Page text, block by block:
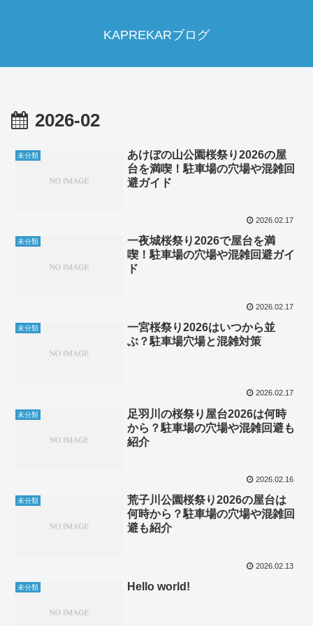
KAPREKARブログ
2026-02
未分類
あけぼの山公園桜祭り2026の屋
台を満喫！駐車場の穴場や混雑回
避ガイド
2026.02.17
未分類
一夜城桜祭り2026で屋台を満
喫！駐車場の穴場や混雑回避ガイ
ド
2026.02.17
未分類
一宮桜祭り2026はいつから並
ぶ？駐車場穴場と混雑対策
2026.02.17
未分類
足羽川の桜祭り屋台2026は何時
から？駐車場の穴場や混雑回避も
紹介
2026.02.16
未分類
荒子川公園桜祭り2026の屋台は
何時から？駐車場の穴場や混雑回
避も紹介
2026.02.13
未分類 Hello world!